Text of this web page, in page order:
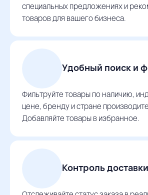
специальных предложениях и
товаров для вашего бизнеса.
Удобный поиск и
Фильтруйте товары по наличию,
цене, бренду и стране
Добавляйте товары в избранное.
Контроль